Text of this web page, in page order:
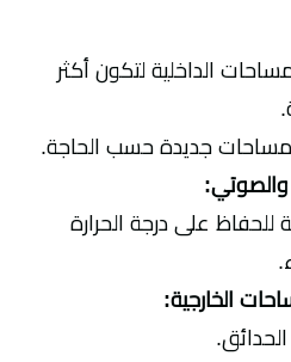
الداخلية لتكون أكثر
جديدة حسب الحاجة.
والصوتي:
للحفاظ على درجة الحرارة
الخارجية: